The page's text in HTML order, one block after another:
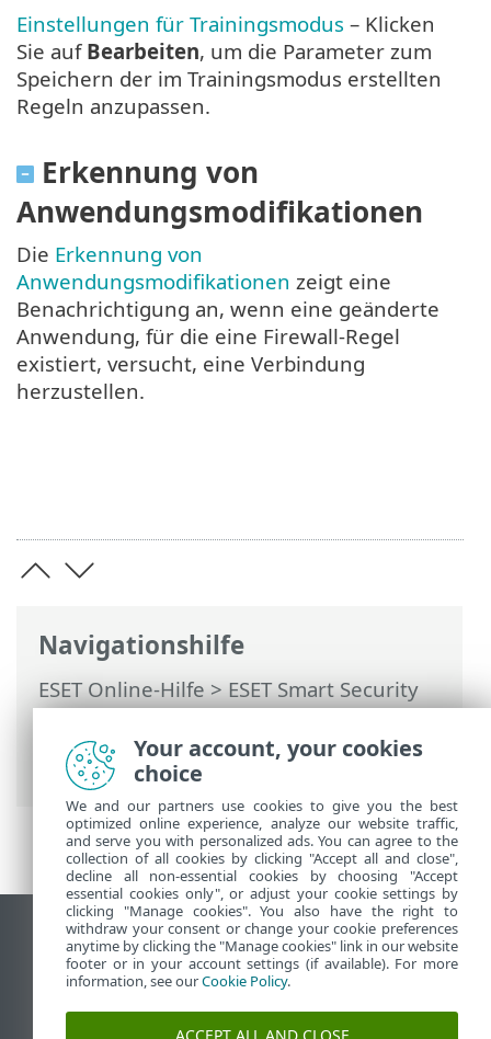
Navigationshilfe
ESET Online-Hilfe>ESET Smart Security
Premium>Erweiterte Einstellungen>
Schutzfunktionen>
Netzwerkzugriffsschutz
Einstellungen für Trainingsmodus – Klicken
Sie auf Bearbeiten, um die Parameter zum
Speichern der im Trainingsmodus erstellten
Regeln anzupassen.
Erkennung von
Anwendungsmodifikationen
Die Erkennung von
Anwendungsmodifikationen zeigt eine
Benachrichtigung an, wenn eine geänderte
Anwendung, für die eine Firewall-Regel
existiert, versucht, eine Verbindung
herzustellen.
Desktop-Site anzeigen
End of Life
ESET Knowledgebase
Your account, your cookies
choice
We and our partners use cookies to give you the best
optimized online experience, analyze our website traffic,
and serve you with personalized ads. You can agree to the
collection of all cookies by clicking "Accept all and close",
decline all non-essential cookies by choosing "Accept
essential cookies only", or adjust your cookie settings by
clicking "Manage cookies". You also have the right to
withdraw your consent or change your cookie preferences
anytime by clicking the "Manage cookies" link in our website
footer or in your account settings (if available). For more
information, see ourCookie Policy.